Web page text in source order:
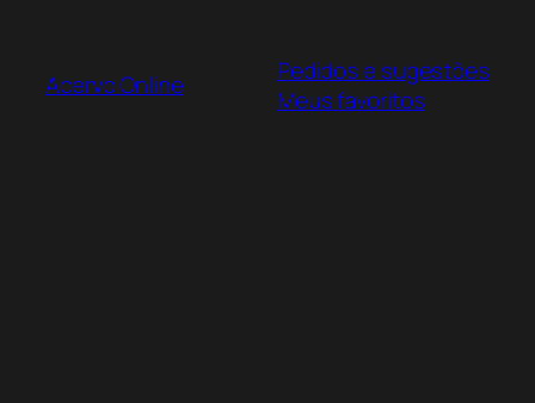
Acervo Online
Pedidos e sugestões
Meus favoritos